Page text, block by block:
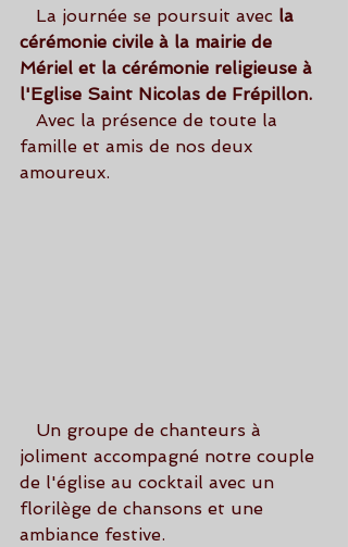
   La journée se poursuit avec
la
cérémonie civile à la mairie de
Mériel et la cérémonie religieuse à
l'Eglise Saint Nicolas de Frépillon.
famille et amis de nos deux
amoureux.
joliment accompagné notre couple
de l'église au cocktail avec un
florilège de chansons et une
ambiance festive.